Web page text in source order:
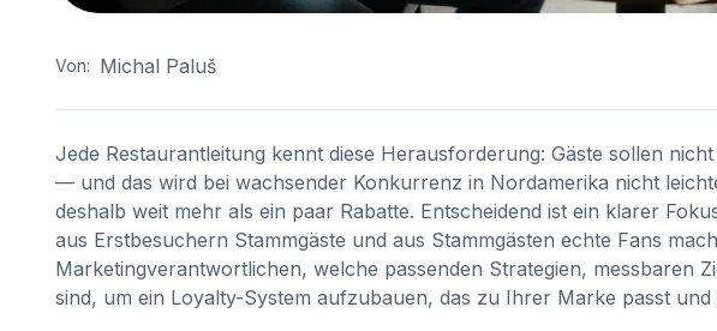
Von: Michal Paluš
Jede Restaurantleitung kennt diese Herausforderung: Gäste sollen
— und das wird bei wachsender Konkurrenz in Nordamerika nicht
deshalb weit mehr als ein paar Rabatte. Entscheidend ist ein klarer
aus Erstbesuchern Stammgäste und aus Stammgästen echte Fans
Marketingverantwortlichen, welche passenden Strategien, messbaren
sind, um ein Loyalty-System aufzubauen, das zu Ihrer Marke passt